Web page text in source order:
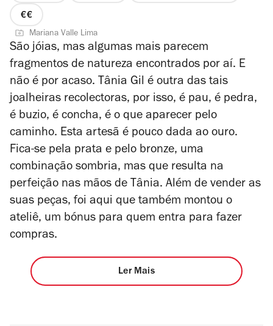
preço
2
de
4
Mariana Valle Lima
São jóias, mas algumas mais parecem
fragmentos de natureza encontrados por aí. E
não é por acaso. Tânia Gil é outra das tais
joalheiras recolectoras, por isso, é pau, é pedra,
é buzio, é concha, é o que aparecer pelo
caminho. Esta artesã é pouco dada ao ouro.
Fica-se pela prata e pelo bronze, uma
combinação sombria, mas que resulta na
perfeição nas mãos de Tânia. Além de vender as
suas peças, foi aqui que também montou o
ateliê, um bónus para quem entra para fazer
compras.
Ler Mais